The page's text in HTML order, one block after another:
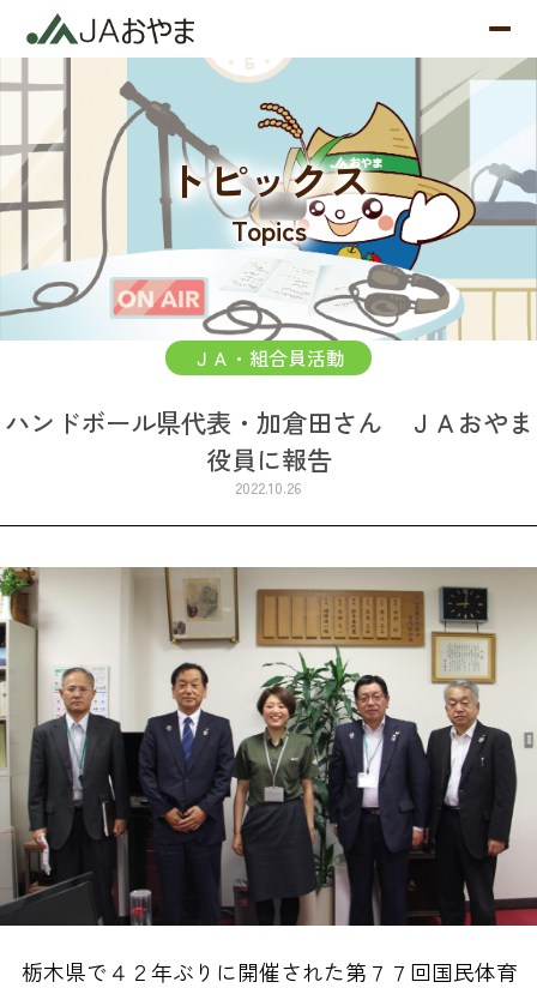
トピックス
Topics
ＪＡ・組合員活動
ハンドボール県代表・加倉田さん ＪＡおやま
役員に報告
2022.10.26
栃木県で４２年ぶりに開催された第７７回国民体育